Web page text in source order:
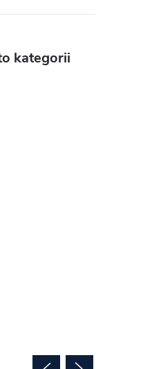
kategorii